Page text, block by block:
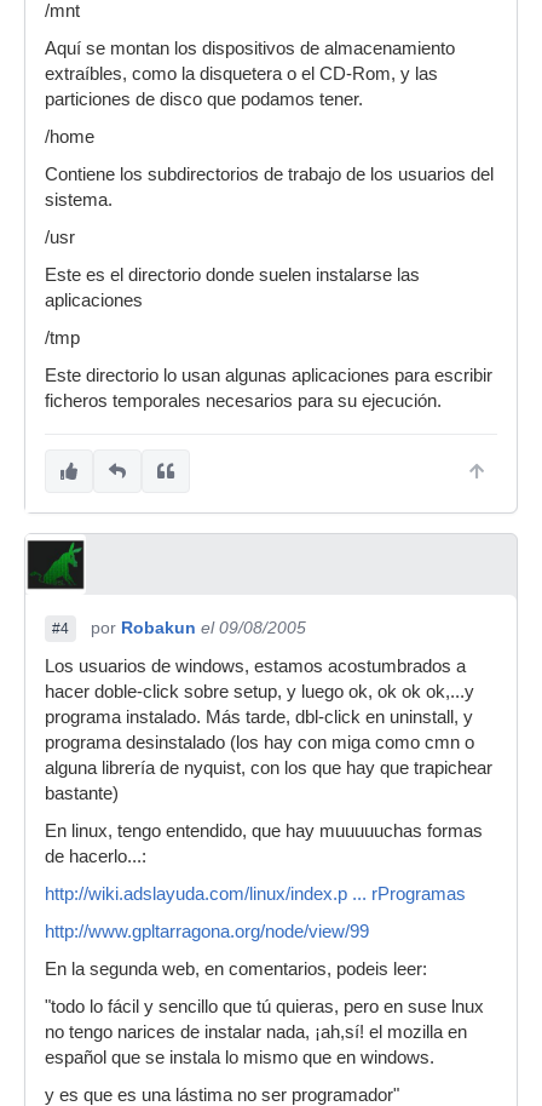
/mnt
Aquí se montan los dispositivos de almacenamiento
extraíbles, como la disquetera o el CD-Rom, y las
particiones de disco que podamos tener.
/home
Contiene los subdirectorios de trabajo de los usuarios del
sistema.
/usr
Este es el directorio donde suelen instalarse las
aplicaciones
/tmp
Este directorio lo usan algunas aplicaciones para escribir
ficheros temporales necesarios para su ejecución.
#4 por Robakun el 09/08/2005
Los usuarios de windows, estamos acostumbrados a
hacer doble-click sobre setup, y luego ok, ok ok ok,...y
programa instalado. Más tarde, dbl-click en uninstall, y
programa desinstalado (los hay con miga como cmn o
alguna librería de nyquist, con los que hay que trapichear
bastante)
En linux, tengo entendido, que hay muuuuuchas formas
de hacerlo...:
http://wiki.adslayuda.com/linux/index.p ... rProgramas
http://www.gpltarragona.org/node/view/99
En la segunda web, en comentarios, podeis leer:
"todo lo fácil y sencillo que tú quieras, pero en suse lnux
no tengo narices de instalar nada, ¡ah,sí! el mozilla en
español que se instala lo mismo que en windows.
y es que es una lástima no ser programador"